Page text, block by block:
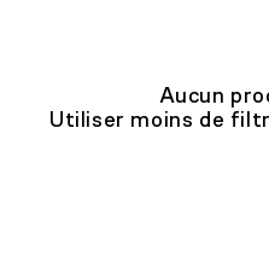
Aucun
Utiliser moins de